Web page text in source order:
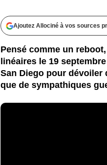
Ajoutez Allociné à vos sources
Pensé comme un
linéaires le 19
San Diego pour dévoiler
que de sympathiques